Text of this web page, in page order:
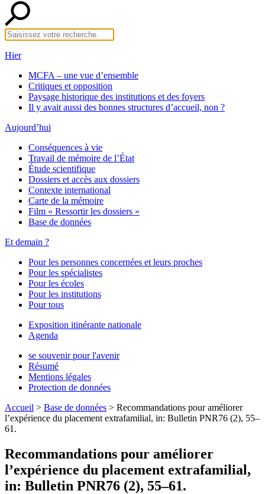
Hier
MCFA – une vue d’ensemble
Critiques et opposition
Paysage historique des institutions et des foyers
Il y avait aussi des bonnes structures d’accueil, non ?
Aujourd’hui
Conséquences à vie
Travail de mémoire de l’État
Étude scientifique
Dossiers et accès aux dossiers
Contexte international
Carte de la mémoire
Film « Ressortir les dossiers »
Base de données
Et demain ?
Pour les personnes concernées et leurs proches
Pour les spécialistes
Pour les écoles
Pour les institutions
Pour tous
Exposition itinérante nationale
Agenda
se souvenir pour l'avenir
Résumé
Mentions légales
Protection de données
Accueil > Base de données > Recommandations pour améliorer
l’expérience du placement extrafamilial, in: Bulletin PNR76 (2), 55–
61.
Recommandations pour améliorer
l’expérience du placement extrafamilial,
in: Bulletin PNR76 (2), 55–61.